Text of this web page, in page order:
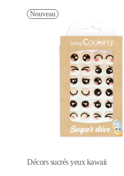
Nouveau
Décors sucrés yeux kawaii